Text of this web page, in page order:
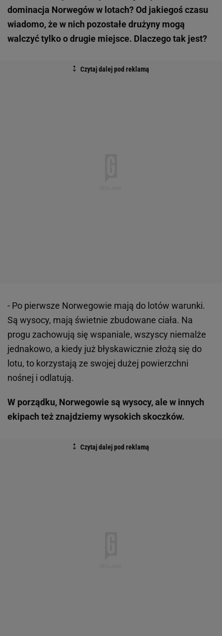
dominacja Norwegów w lotach? Od jakiegoś czasu
wiadomo, że w nich pozostałe drużyny mogą
walczyć tylko o drugie miejsce. Dlaczego tak jest?
- Po pierwsze Norwegowie mają do lotów warunki.
Są wysocy, mają świetnie zbudowane ciała. Na
progu zachowują się wspaniale, wszyscy niemalże
jednakowo, a kiedy już błyskawicznie złożą się do
lotu, to korzystają ze swojej dużej powierzchni
nośnej i odlatują.
W porządku, Norwegowie są wysocy, ale w innych
ekipach też znajdziemy wysokich skoczków.